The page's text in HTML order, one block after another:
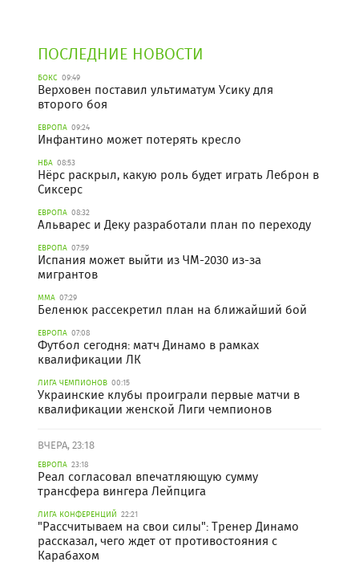
ПОСЛЕДНИЕ НОВОСТИ
БОКС 09:49
Верховен поставил ультиматум Усику для
второго боя
ЕВРОПА 09:24
Инфантино может потерять кресло
НБА 08:53
Нёрс раскрыл, какую роль будет играть Леброн в
Сиксерс
ЕВРОПА 08:32
Альварес и Деку разработали план по переходу
ЕВРОПА 07:59
Испания может выйти из ЧМ-2030 из-за
мигрантов
ММА 07:29
Беленюк рассекретил план на ближайший бой
ЕВРОПА 07:08
Футбол сегодня: матч Динамо в рамках
квалификации ЛК
ЛИГА ЧЕМПИОНОВ 00:15
Украинские клубы проиграли первые матчи в
квалификации женской Лиги чемпионов
ВЧЕРА, 23:18
ЕВРОПА 23:18
Реал согласовал впечатляющую сумму
трансфера вингера Лейпцига
ЛИГА КОНФЕРЕНЦИЙ 22:21
"Рассчитываем на свои силы": Тренер Динамо
рассказал, чего ждет от противостояния с
Карабахом